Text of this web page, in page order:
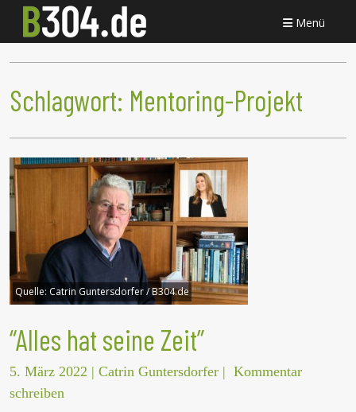
Menü
Schlagwort: Mentoring-Projekt
Quelle: Catrin Guntersdorfer / B304.de
“Alles hat seine Zeit”
5. März 2022 | Catrin Guntersdorfer | Kommentar
schreiben